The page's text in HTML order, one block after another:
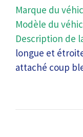
Marque du
Modèle du
Description de
longue et
attaché coup